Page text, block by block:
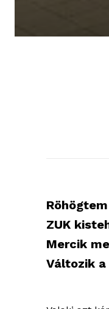
ZUK
Mercik
Változik a